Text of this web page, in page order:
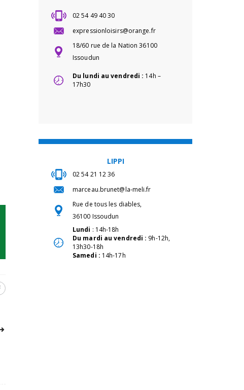
02 54 49 40 30
expressionloisirs@orange.fr
18/60 rue de la Nation 36100
Issoudun
Du lundi au vendredi : 14h –
17h30
LIPPI
02 54 21 12 36
marceau.brunet@la-meli.fr
Rue de tous les diables,
36100 Issoudun
Lundi : 14h-18h
Du mardi au vendredi : 9h-12h,
13h30-18h
Samedi : 14h-17h